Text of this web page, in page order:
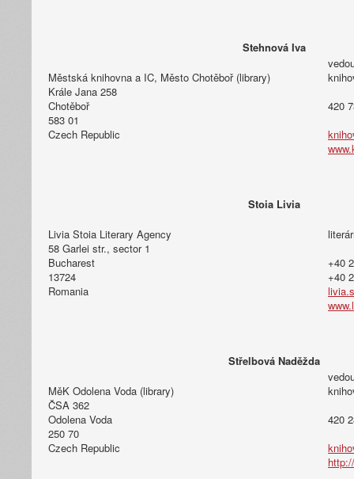
Stehnová Iva
Městská knihovna a IC, Město Chotěboř (library)
Krále Jana 258
Chotěboř
583 01
Czech Republic
420
Stoia Livia
Livia Stoia Literary Agency
58 Garlei str., sector 1
Bucharest
13724
Romania
+40
+40
Střelbová Naděžda
MěK Odolena Voda (library)
ČSA 362
Odolena Voda
250 70
Czech Republic
420